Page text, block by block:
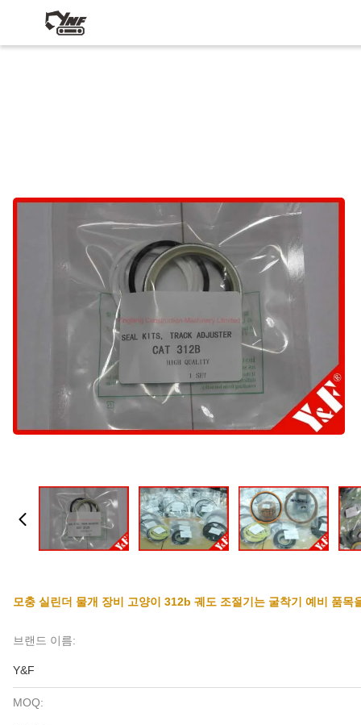
모충 실린더 물개 장비 고양이 312b 궤도 조절기는 굴착기 예비 품목
브랜드 이름:
Y&F
MOQ: